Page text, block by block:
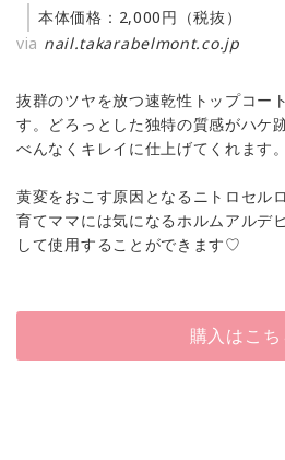
本体価格：2,000円（税抜）
via nail.takarabelmont.co.jp
抜群のツヤを放つ速乾性トップコー
す。どろっとした独特の質感がハケ
べんなくキレイに仕上げてくれます。
黄変をおこす原因となるニトロセル
育てママには気になるホルムアルデ
して使用することができます♡
購入はこち